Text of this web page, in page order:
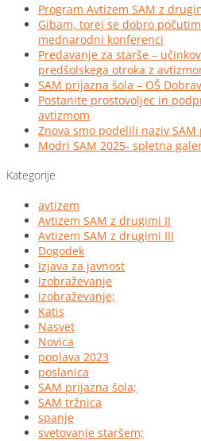
Program Avtizem SAM z
Gibam, torej se dobro
mednarodni konferenci
Predavanje za starše –
predšolskega otroka z
SAM prijazna šola – OŠ
Postanite prostovoljec in
avtizmom
Znova smo podelili naziv
Modri SAM 2025- spletna
Kategorije
avtizem
Avtizem SAM z drugimi II
Avtizem SAM z drugimi III
Dogodek
Izjava za javnost
izobraževanje
izobraževanje;
Katis
Nasvet
Novica
poplava 2023
poslanica
SAM prijazna šola;
SAM tržnica
spanje
svetovanje staršem;